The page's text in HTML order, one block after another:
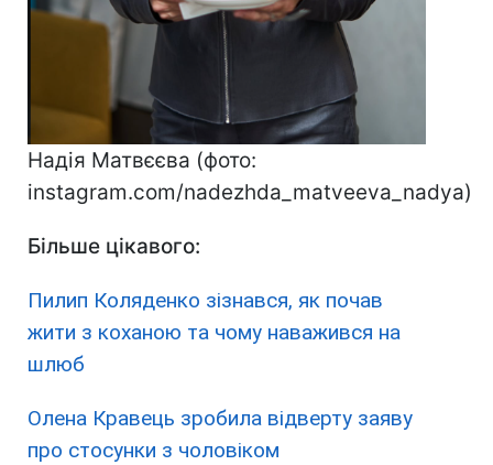
Надія Матвєєва (фото:
instagram.com/nadezhda_matveeva_nadya)
Більше цікавого:
Пилип Коляденко зізнався, як почав
жити з коханою та чому наважився на
шлюб
Олена Кравець зробила відверту заяву
про стосунки з чоловіком